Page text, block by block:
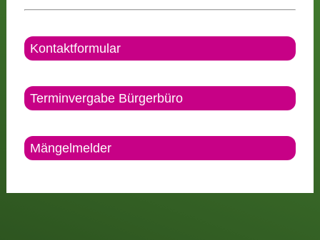
Kontaktformular
Terminvergabe Bürgerbüro
Mängelmelder